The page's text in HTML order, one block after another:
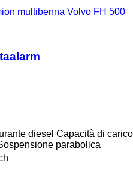
multibenna Volvo FH 500
diesel Capacità di carico
parabolica